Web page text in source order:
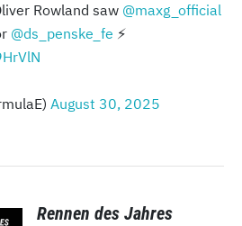
Rowland saw @maxg_official
@ds_penske_fe ⚡️
August 30, 2025
Rennen des Jahres